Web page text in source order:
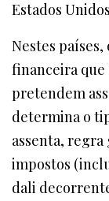
Estados
Nestes
financeira que
pretendem
determina o
assenta,
impostos
dali